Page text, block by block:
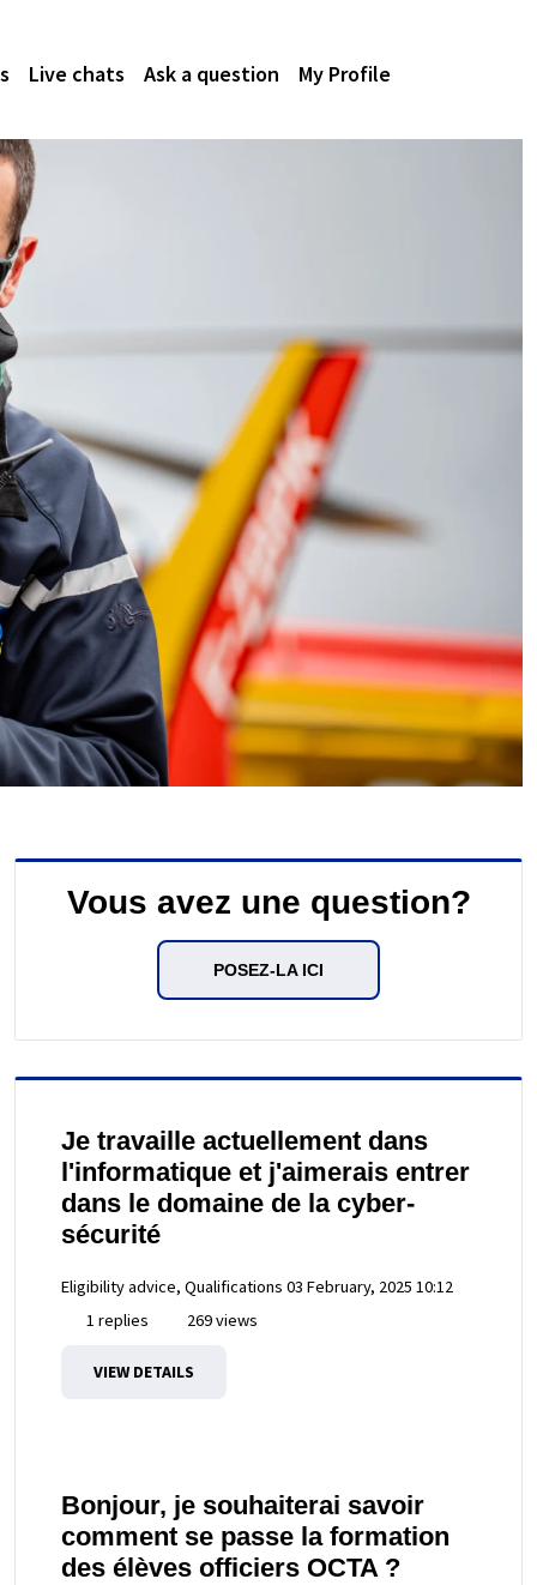
Live chats Ask a question My Profile
Vous avez une question?
POSEZ-LA ICI
Je travaille actuellement dans
l'informatique et j'aimerais entrer
dans le domaine de la cyber-
sécurité
Eligibility advice, Qualifications 03 February, 2025 10:12
1 replies
269 views
VIEW DETAILS
Bonjour, je souhaiterai savoir
comment se passe la formation
des élèves officiers OCTA ?